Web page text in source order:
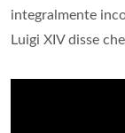
integralmente
Luigi XIV disse